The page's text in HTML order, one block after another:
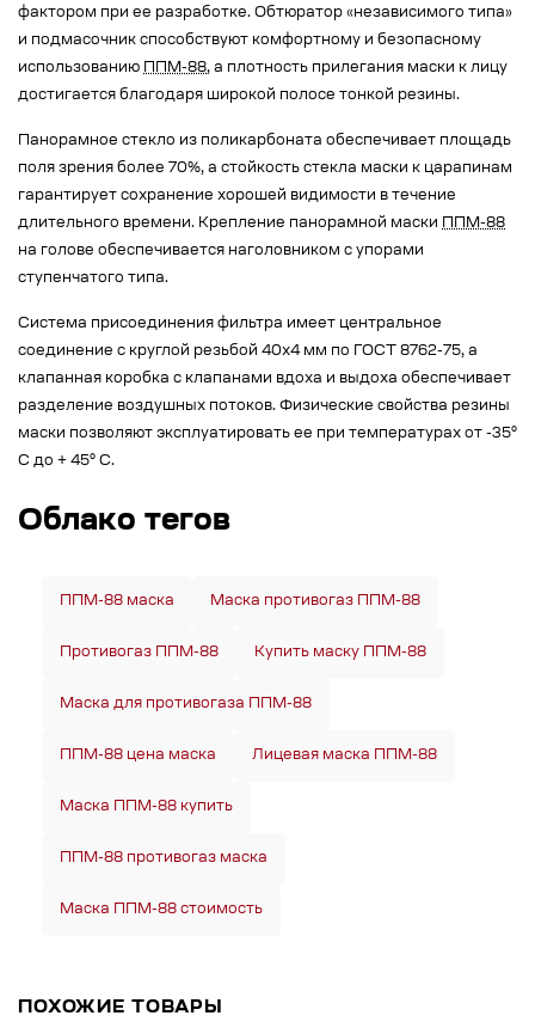
фактором при ее разработке. Обтюратор «независимого типа»
и подмасочник способствуют комфортному и безопасному
использованию
ППМ-88, а плотность прилегания маски к лицу
достигается благодаря широкой полосе тонкой резины.
Панорамное стекло из поликарбоната обеспечивает площадь
поля зрения более 70%, а стойкость стекла маски к царапинам
гарантирует сохранение хорошей видимости в течение
длительного времени. Крепление панорамной маски
ППМ-88
на голове обеспечивается наголовником с упорами
ступенчатого типа.
Система присоединения фильтра имеет центральное
соединение с круглой резьбой 40x4 мм по ГОСТ 8762-75, а
клапанная коробка с клапанами вдоха и выдоха обеспечивает
разделение воздушных потоков. Физические свойства резины
маски позволяют эксплуатировать ее при температурах от -35°
C до + 45° C.
Облако тегов
ППМ-88 маска Маска противогаз ППМ-88
Противогаз ППМ-88 Купить маску ППМ-88
Маска для противогаза ППМ-88
ППМ-88 цена маска Лицевая маска ППМ-88
Маска ППМ-88 купить
ППМ-88 противогаз маска
Маска ППМ-88 стоимость
ПОХОЖИЕ ТОВАРЫ